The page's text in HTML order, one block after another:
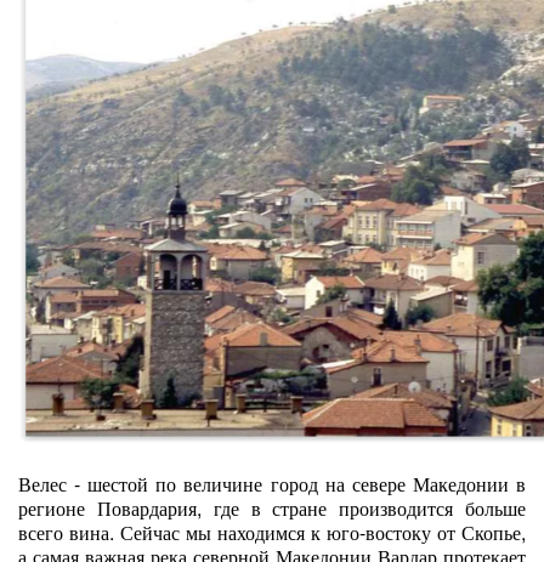
Велес - шестой по величине город на севере Македонии в
регионе Повардария, где в стране производится больше
всего вина. Сейчас мы находимся к юго-востоку от Скопье,